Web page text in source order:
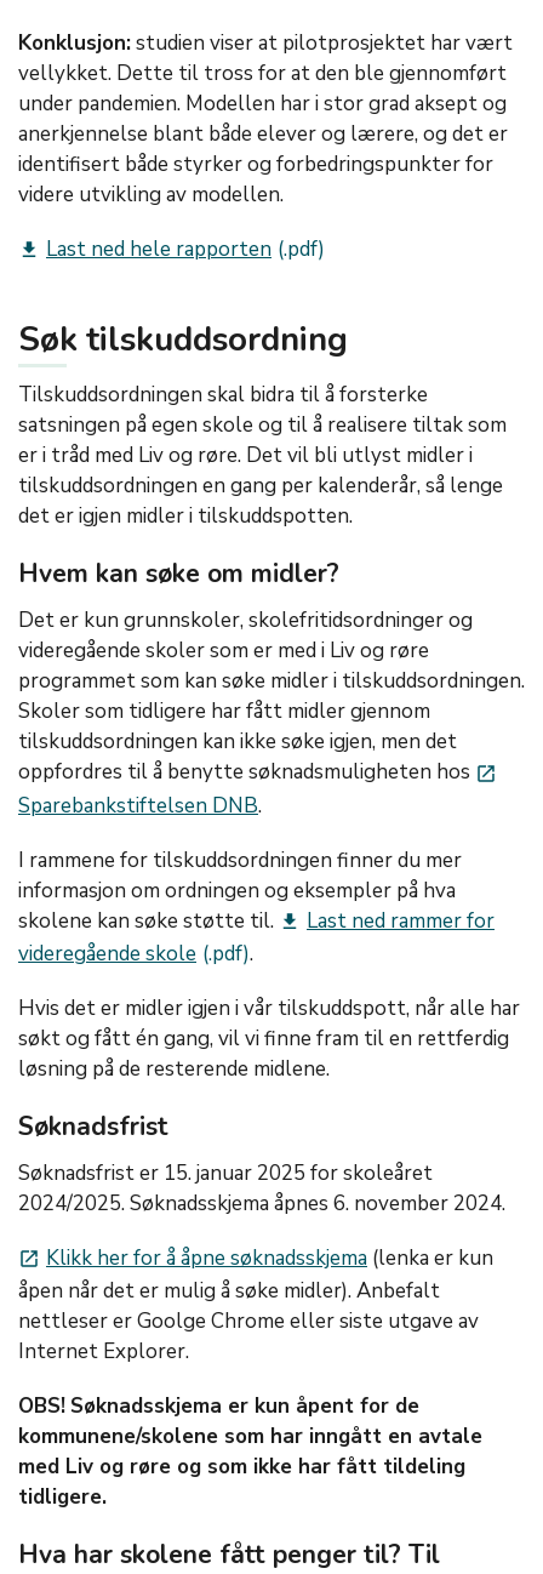
Konklusjon:studien viser at pilotprosjektet har vært
vellykket. Dette til tross for at den ble gjennomført
under pandemien. Modellen har i stor grad aksept og
anerkjennelse blant både elever og lærere, og det er
identifisert både styrker og forbedringspunkter for
videre utvikling av modellen.
get_app Last ned hele rapporten
Søk tilskuddsordning
Tilskuddsordningen skal bidra til å forsterke
satsningen på egen skole og til å realisere tiltak som
er i tråd med Liv og røre. Det vil bli utlyst midler i
tilskuddsordningen en gang per kalenderår, så lenge
det er igjen midler i tilskuddspotten.
Hvem kan søke om midler?
Det er kun grunnskoler, skolefritidsordninger og
videregående skoler som er med i Liv og røre
programmet som kan søke midler i tilskuddsordningen.
Skoler som tidligere har fått midler gjennom
tilskuddsordningen kan ikke søke igjen, men det
oppfordres til å benytte søknadsmuligheten hos launch
Sparebankstiftelsen DNB.
I rammene for tilskuddsordningen finner du mer
informasjon om ordningen og eksempler på hva
skolene kan søke støtte til. get_app Last ned rammer for
videregående skole
.
Hvis det er midler igjen i vår tilskuddspott, når alle har
søkt og fått én gang, vil vi finne fram til en rettferdig
løsning på de resterende midlene.
Søknadsfrist
Søknadsfrist er 15. januar 2025 for skoleåret
2024/2025. Søknadsskjema åpnes 6. november 2024.
launch Klikk her for å åpne søknadsskjema (lenka er kun
åpen når det er mulig å søke midler). Anbefalt
nettleser er Goolge Chrome eller siste utgave av
Internet Explorer.
OBS! Søknadsskjema er kun åpent for de
kommunene/skolene som har inngått en avtale
med Liv og røre og som ikke har fått tildeling
tidligere.
Hva har skolene fått penger til? Til